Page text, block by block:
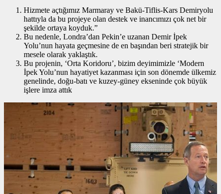
Hizmete açtığımız Marmaray ve Bakü-Tiflis-Kars Demiryolu
hattıyla da bu projeye olan destek ve inancımızı çok net bir
şekilde ortaya koyduk.”
Bu nedenle, Londra’dan Pekin’e uzanan Demir İpek
Yolu’nun hayata geçmesine de en başından beri stratejik bir
mesele olarak yaklaştık.
Bu projenin, ‘Orta Koridoru’, bizim deyimimizle ‘Modern
İpek Yolu’nun hayatiyet kazanması için son dönemde ülkemiz
genelinde, doğu-batı ve kuzey-güney ekseninde çok büyük
işlere imza attık